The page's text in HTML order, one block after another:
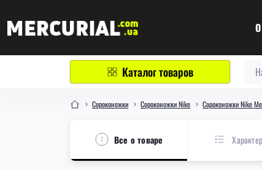
Каталог товаров
Сороконожки Сороконожки Nike Сороконожки Nike
Все о товаре